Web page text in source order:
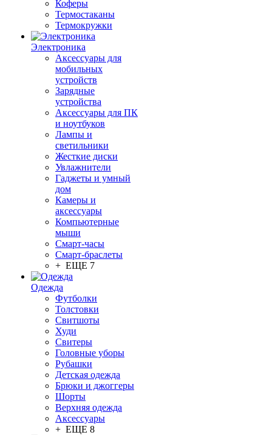
Коферы
Термостаканы
Термокружки
Электроника
Аксессуары для
мобильных
устройств
Зарядные
устройства
Аксессуары для ПК
и ноутбуков
Лампы и
светильники
Жесткие диски
Увлажнители
Гаджеты и умный
дом
Камеры и
аксессуары
Компьютерные
мыши
Смарт-часы
Смарт-браслеты
+ ЕЩЕ 7
Одежда
Футболки
Толстовки
Свитшоты
Худи
Свитеры
Головные уборы
Рубашки
Детская одежда
Брюки и джоггеры
Шорты
Верхняя одежда
Аксессуары
+ ЕЩЕ 8